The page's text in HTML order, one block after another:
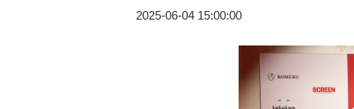
2025-06-04 15:00:00